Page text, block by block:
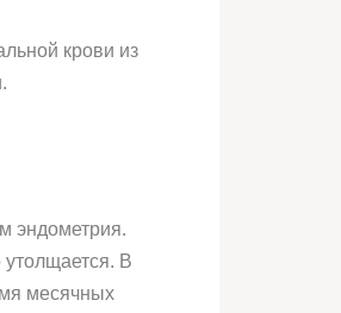
крови из
эндометрия.
утолщается. В
месячных